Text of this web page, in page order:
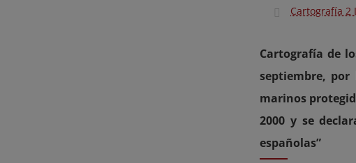
Cartografía 2
Cartografía de
septiembre,
marinos
2000 y se
españolas”